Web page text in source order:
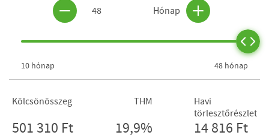
48 Hónap
10 hónap 48 hónap
Kölcsönösszeg
501 310 Ft
THM
19,9%
Havi
törlesztőrészlet
14 816 Ft